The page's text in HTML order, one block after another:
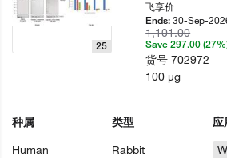
25
种属
Human
类型
Rabbit
应
飞享价
Ends:30-Sep-
1,101.00
Save 297.00
货号702972
100 µg